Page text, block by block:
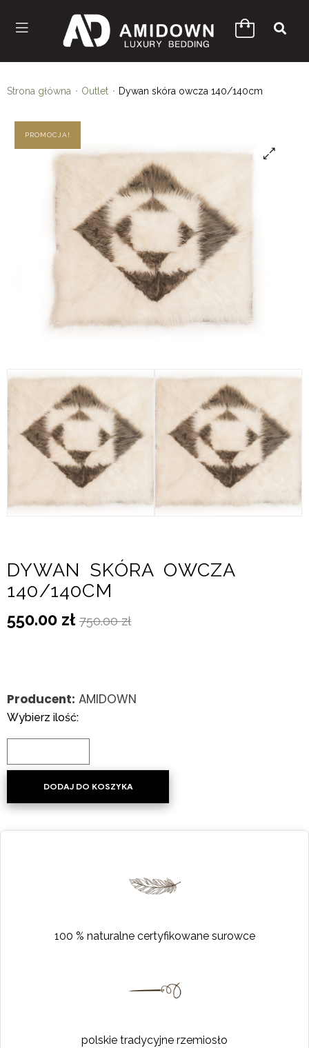
Strona główna Outlet Dywan skóra owcza 140/140cm
PROMOCJA!
DYWAN SKÓRA OWCZA
140/140CM
750.00zł
550.00 zł
Producent: AMIDOWN
Wybierz ilość:
DODAJ DO KOSZYKA
100 % naturalne certyfikowane surowce
polskie tradycyjne rzemiosło